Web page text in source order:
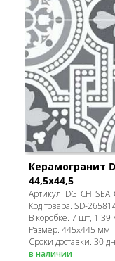
Керамогранит
44,5x44,5
Артикул:
Код товара: SD-
В коробке: 7 шт, 1.39
Размер: 445x445 мм
Сроки доставки: 30
в наличии